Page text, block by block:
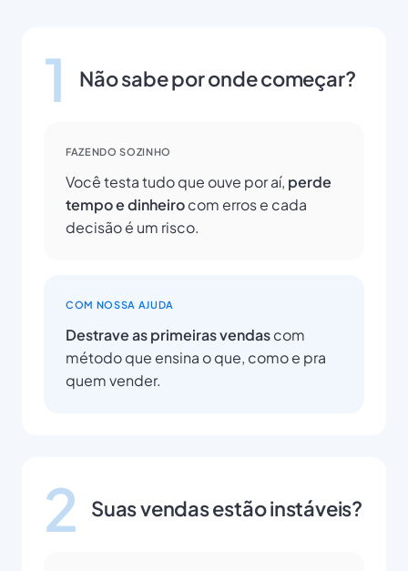
1 Não sabe por onde começar?
FAZENDO SOZINHO
Você testa tudo que ouve por aí, perde
tempo e dinheirocom erros e cada
decisão é um risco.
COM NOSSA AJUDA
Destrave as primeiras vendascom
método que ensina o que, como e pra
quem vender.
2 Suas vendas estão instáveis?